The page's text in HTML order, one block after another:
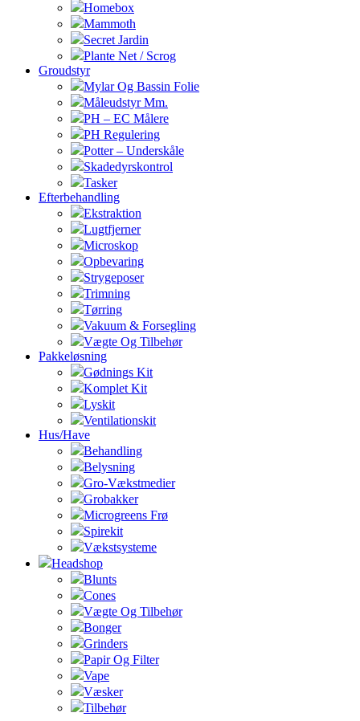
Homebox
Mammoth
Secret Jardin
Plante Net / Scrog
Groudstyr
Mylar Og Bassin Folie
Måleudstyr Mm.
PH – EC Målere
PH Regulering
Potter – Underskåle
Skadedyrskontrol
Tasker
Efterbehandling
Ekstraktion
Lugtfjerner
Microskop
Opbevaring
Strygeposer
Trimning
Tørring
Vakuum & Forsegling
Vægte Og Tilbehør
Pakkeløsning
Gødnings Kit
Komplet Kit
Lyskit
Ventilationskit
Hus/Have
Behandling
Belysning
Gro-Vækstmedier
Grobakker
Microgreens Frø
Spirekit
Vækstsysteme
Headshop
Blunts
Cones
Vægte Og Tilbehør
Bonger
Grinders
Papir Og Filter
Vape
Væsker
Tilbehør